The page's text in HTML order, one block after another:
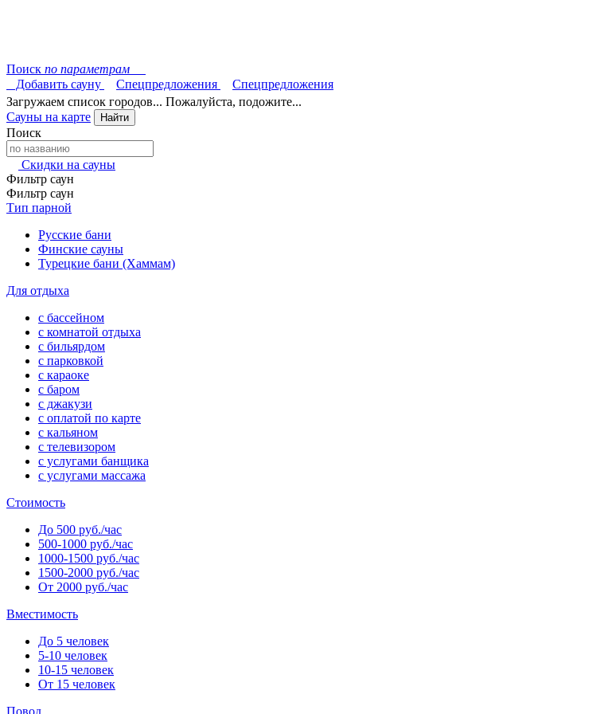
Поиск по параметрам
Добавить сауну
Спецпредложения
Спецпредложения
Загружаем список городов... Пожалуйста, подожите...
Сауны на карте
Найти
Поиск
Скидки на сауны
Фильтр саун
Фильтр саун
Тип парной
Русские бани
Финские сауны
Турецкие бани (Хаммам)
Для отдыха
с бассейном
с комнатой отдыха
с бильярдом
с парковкой
с караоке
с баром
с джакузи
с оплатой по карте
с кальяном
с телевизором
с услугами банщика
с услугами массажа
Стоимость
До 500 руб./час
500-1000 руб./час
1000-1500 руб./час
1500-2000 руб./час
От 2000 руб./час
Вместимость
До 5 человек
5-10 человек
10-15 человек
От 15 человек
Повод